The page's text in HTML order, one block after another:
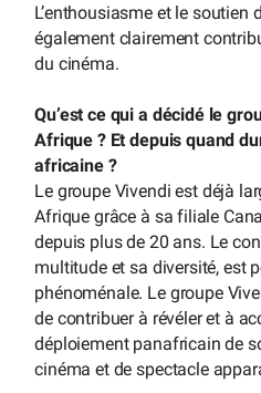
L’enthousiasme et le
également clairement
du cinéma.
Qu’est ce qui a décidé le
Afrique ? Et depuis quand
africaine ?
Le groupe Vivendi est déjà
Afrique grâce à sa filiale
depuis plus de 20 ans. Le
multitude et sa diversité, est
phénoménale. Le groupe
de contribuer à révéler et à
déploiement panafricain de
cinéma et de spectacle